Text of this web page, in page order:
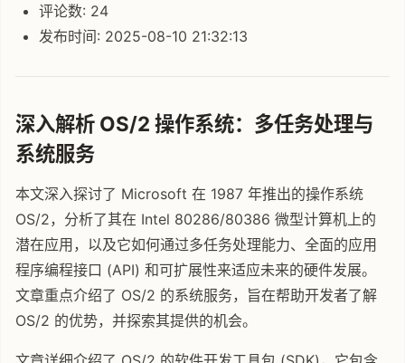
评论数: 24
发布时间: 2025-08-10 21:32:13
深入解析 OS/2 操作系统：多任务处理与
系统服务
本文深入探讨了 Microsoft 在 1987 年推出的操作系统
OS/2，分析了其在 Intel 80286/80386 微型计算机上的
潜在应用，以及它如何通过多任务处理能力、全面的应用
程序编程接口 (API) 和可扩展性来适应未来的硬件发展。
文章重点介绍了 OS/2 的系统服务，旨在帮助开发者了解
OS/2 的优势，并探索其提供的机会。